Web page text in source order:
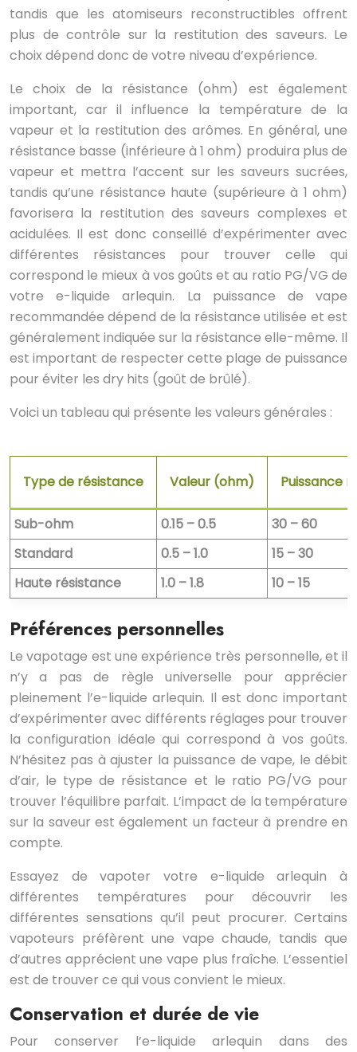
tandis que les atomiseurs reconstructibles offrent
plus de contrôle sur la restitution des saveurs. Le
choix dépend donc de votre niveau d’expérience.
Le choix de la résistance (ohm) est également
important, car il influence la température de la
vapeur et la restitution des arômes. En général, une
résistance basse (inférieure à 1 ohm) produira plus de
vapeur et mettra l’accent sur les saveurs sucrées,
tandis qu’une résistance haute (supérieure à 1 ohm)
favorisera la restitution des saveurs complexes et
acidulées. Il est donc conseillé d’expérimenter avec
différentes résistances pour trouver celle qui
correspond le mieux à vos goûts et au ratio PG/VG de
votre e-liquide arlequin. La puissance de vape
recommandée dépend de la résistance utilisée et est
généralement indiquée sur la résistance elle-même. Il
est important de respecter cette plage de puissance
pour éviter les dry hits (goût de brûlé).
Voici un tableau qui présente les valeurs générales :
Type de résistance Valeur (ohm) Puissance
Sub-ohm 0.15 – 0.5
30 – 60
Standard
0.5 – 1.0
15 – 30
Haute résistance
1.0 – 1.8 10 – 15
Préférences personnelles
Le vapotage est une expérience très personnelle, et il
n’y a pas de règle universelle pour apprécier
pleinement l’e-liquide arlequin. Il est donc important
d’expérimenter avec différents réglages pour trouver
la configuration idéale qui correspond à vos goûts.
N’hésitez pas à ajuster la puissance de vape, le débit
d’air, le type de résistance et le ratio PG/VG pour
trouver l’équilibre parfait. L’impact de la température
sur la saveur est également un facteur à prendre en
compte.
Essayez de vapoter votre e-liquide arlequin à
différentes températures pour découvrir les
différentes sensations qu’il peut procurer. Certains
vapoteurs préfèrent une vape chaude, tandis que
d’autres apprécient une vape plus fraîche. L’essentiel
est de trouver ce qui vous convient le mieux.
Conservation et durée de vie
Pour conserver l’e-liquide arlequin dans des